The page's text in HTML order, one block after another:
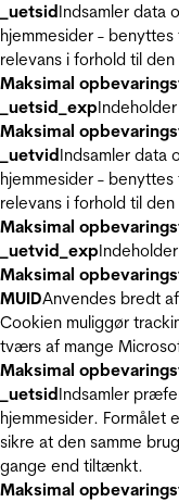
_uetsidIndsamler data
hjemmesider -
relevans i forhold til
Maksimal
_uetsid_exp
Maksimal
_uetvidIndsamler data
hjemmesider -
relevans i forhold til
Maksimal
_uetvid_exp
Maksimal
MUIDAnvendes bredt
Cookien muliggør
tværs af mange
Maksimal
_uetsidIndsamler
hjemmesider. Formålet
sikre at den samme
gange end tiltænkt.
Maksimal